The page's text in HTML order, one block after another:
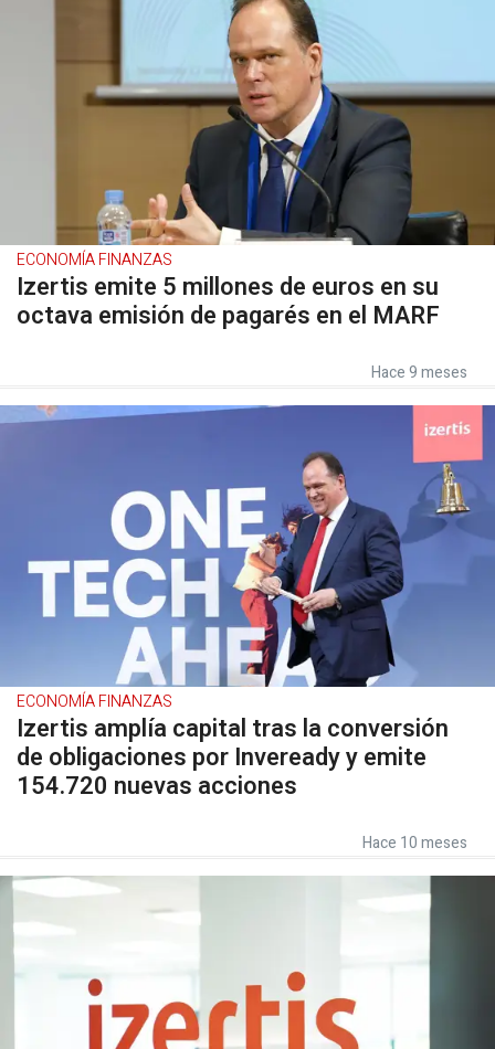
ECONOMÍA FINANZAS
Izertis emite 5 millones de euros en su
octava emisión de pagarés en el MARF
Hace 9 meses
ECONOMÍA FINANZAS
Izertis amplía capital tras la conversión
de obligaciones por Inveready y emite
154.720 nuevas acciones
Hace 10 meses